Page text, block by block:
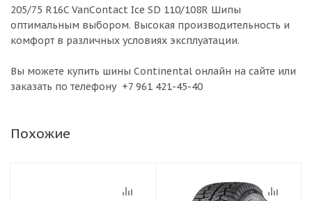
205/75 R16C VanContact Ice SD 110/108R Шипы
оптимальным выбором. Высокая производительность и
комфорт в различных условиях эксплуатации.
Вы можете купить шины Continental онлайн на сайте или
заказать по телефону +7 961 421-45-40
Похожие